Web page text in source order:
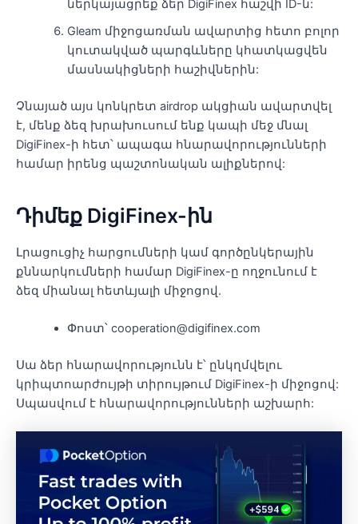
ներկայացրեք ձեր DigiFinex հաշվի ID-ն:
Gleam միջոցառման ավարտից հետո բոլոր
կուտակված պարգևները կհատկացվեն
մասնակիցների հաշիվներին:
Չնայած այս կոնկրետ airdrop ակցիան ավարտվել
է, մենք ձեզ խրախուսում ենք կապի մեջ մնալ
DigiFinex-ի հետ՝ ապագա հնարավորությունների
համար իրենց պաշտոնական ալիքներով:
Դիմեք DigiFinex-ին
Լրացուցիչ հարցումների կամ գործընկերային
քննարկումների համար DigiFinex-ը ողջունում է
ձեզ միանալ հետևյալի միջոցով.
Փոստ՝ cooperation@digifinex.com
Սա ձեր հնարավորությունն է՝ ընկղմվելու
կրիպտոարժույթի տիրույթում DigiFinex-ի միջոցով:
Սպասվում է հնարավորությունների աշխարհ: